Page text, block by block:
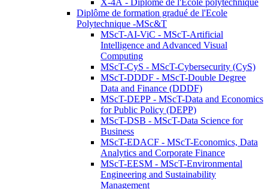
X-4A - Diplôme de l'Ecole polytechnique
Diplôme de formation gradué de l'Ecole
Polytechnique -MSc&T
MScT-AI-ViC - MScT-Artificial
Intelligence and Advanced Visual
Computing
MScT-CyS - MScT-Cybersecurity (CyS)
MScT-DDDF - MScT-Double Degree
Data and Finance (DDDF)
MScT-DEPP - MScT-Data and Economics
for Public Policy (DEPP)
MScT-DSB - MScT-Data Science for
Business
MScT-EDACF - MScT-Economics, Data
Analytics and Corporate Finance
MScT-EESM - MScT-Environmental
Engineering and Sustainability
Management